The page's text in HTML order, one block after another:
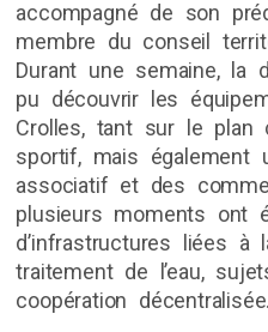
accompagné de son
membre du conseil
Durant une semaine, la
pu découvrir les
Crolles, tant sur le plan
sportif, mais également
associatif et des
plusieurs moments ont
d’infrastructures liées à
traitement de l’eau,
coopération décentralisée.